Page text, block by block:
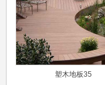
塑木地板35